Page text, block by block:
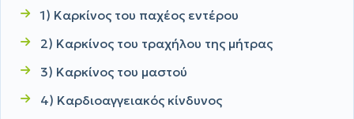
1) Καρκίνος του παχέος εντέρου
2) Καρκίνος του τραχήλου της μήτρας
3) Καρκίνος του μαστού
4) Καρδιοαγγειακός κίνδυνος